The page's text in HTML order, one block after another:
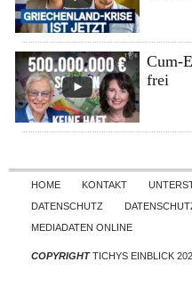
Cum-
frei
HOME KONTAKT
DATENSCHUTZ
MEDIADATEN ONLINE
COPYRIGHTTICHYS EINBLICK